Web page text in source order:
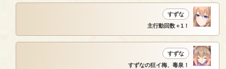
すずな
主行動回数＋1！
すずな
すずなの狂イ梅、毒泉！